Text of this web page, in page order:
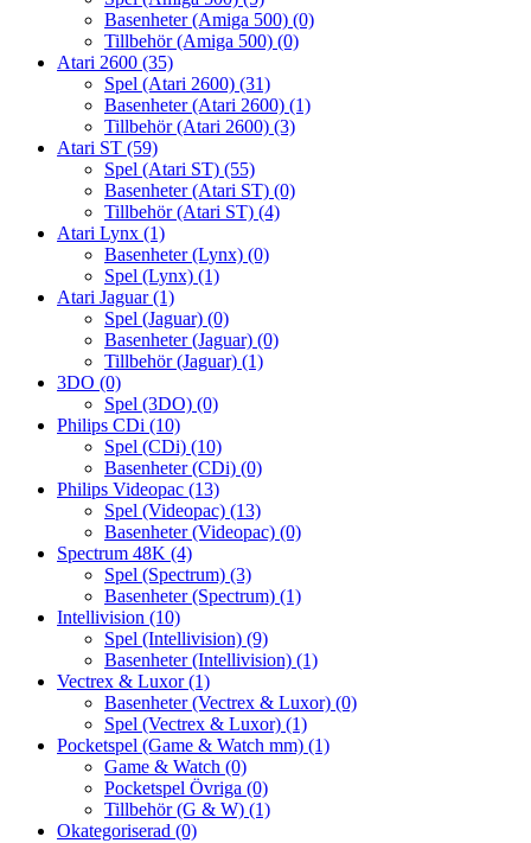
Basenheter (Amiga 500) (0)
Tillbehör (Amiga 500) (0)
Atari 2600 (35)
Spel (Atari 2600) (31)
Basenheter (Atari 2600) (1)
Tillbehör (Atari 2600) (3)
Atari ST (59)
Spel (Atari ST) (55)
Basenheter (Atari ST) (0)
Tillbehör (Atari ST) (4)
Atari Lynx (1)
Basenheter (Lynx) (0)
Spel (Lynx) (1)
Atari Jaguar(1)
Spel (Jaguar) (0)
Basenheter (Jaguar) (0)
Tillbehör (Jaguar) (1)
3DO (0)
Spel (3DO) (0)
Philips CDi (10)
Spel (CDi) (10)
Basenheter (CDi) (0)
Philips Videopac (13)
Spel (Videopac) (13)
Basenheter (Videopac) (0)
Spectrum 48K (4)
Spel (Spectrum) (3)
Basenheter (Spectrum) (1)
Intellivision (10)
Spel (Intellivision) (9)
Basenheter (Intellivision) (1)
Vectrex & Luxor(1)
Basenheter (Vectrex & Luxor) (0)
Spel (Vectrex & Luxor) (1)
Pocketspel (Game & Watch mm) (1)
Game & Watch (0)
Pocketspel Övriga (0)
Tillbehör (G & W) (1)
Okategoriserad (0)